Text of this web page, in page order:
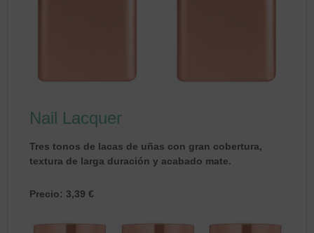
Nail Lacquer
Tres tonos de lacas de uñas con gran cobertura,
textura de larga duración y acabado mate.
Precio: 3,39 €